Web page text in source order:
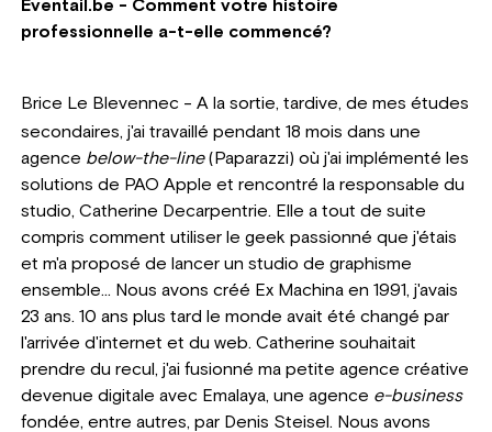
Eventail.be - Comment votre histoire
professionnelle a-t-elle commencé?
Brice Le Blevennec - A la sortie, tardive, de mes études
secondaires, j'ai travaillé pendant 18 mois dans une
agence below-the-line(Paparazzi) où j'ai implémenté les
solutions de PAO Apple et rencontré la responsable du
studio, Catherine Decarpentrie. Elle a tout de suite
compris comment utiliser le geek passionné que j'étais
et m'a proposé de lancer un studio de graphisme
ensemble... Nous avons créé Ex Machina en 1991, j'avais
23 ans. 10 ans plus tard le monde avait été changé par
l'arrivée d'internet et du web. Catherine souhaitait
prendre du recul, j'ai fusionné ma petite agence créative
devenue digitale avec Emalaya, une agence e-business
fondée, entre autres, par Denis Steisel. Nous avons